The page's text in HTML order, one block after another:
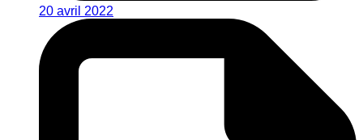
20 avril 2022